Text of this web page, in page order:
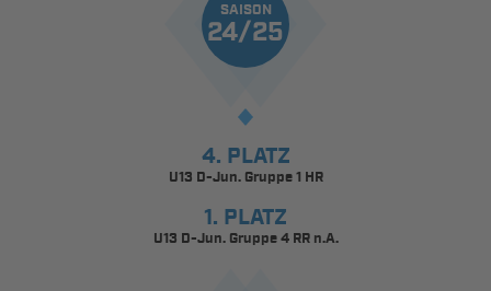
SAISON
24/25
4. PLATZ
U13 D-Jun. Gruppe 1 HR
1. PLATZ
U13 D-Jun. Gruppe 4 RR n.A.